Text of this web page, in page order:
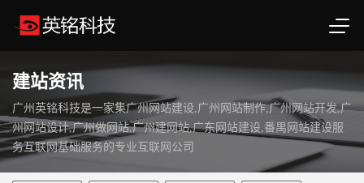
建站资讯
广州英铭科技是一家集广州网站建设,广州网站制作,广州网站开发,广
州网站设计,广州做网站,广州建网站,广东网站建设,番禺网站建设服
务互联网基础服务的专业互联网公司